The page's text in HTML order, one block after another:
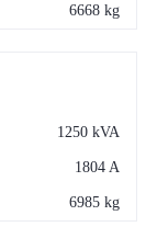
6668 kg
1250 kVA
1804 A
6985 kg